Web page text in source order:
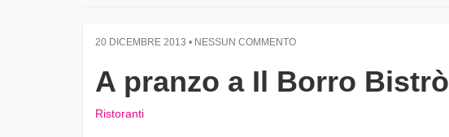
20 DICEMBRE 2013 • NESSUN COMMENTO
A pranzo a Il Borro Bistrò
Ristoranti